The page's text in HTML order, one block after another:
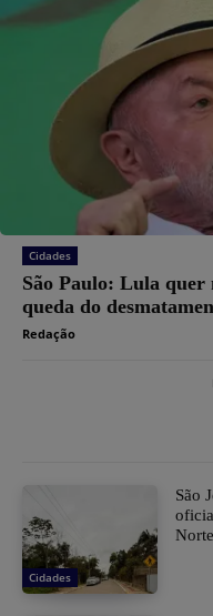
Cidades
São Paulo: Lula
queda do
Redação
Cidades
São
Norte